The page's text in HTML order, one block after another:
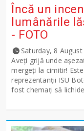
Încă un
lumânările
- FOTO
Saturday, 8
Aveți grijă unde
mergeți la cimitir!
reprezentanții ISU
fost chemați să